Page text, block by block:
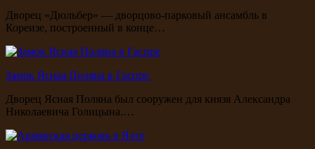
Дворец «Дюльбер» — дворцово-парковый ансамбль в
Кореизе, построенный в конце…
Замок Ясная Поляна в Гаспре
Дворец Ясная Поляна был сооружен для князя Александра
Николаевича Голицына.…